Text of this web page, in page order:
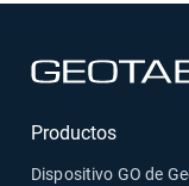
Productos
Dispositivo GO de